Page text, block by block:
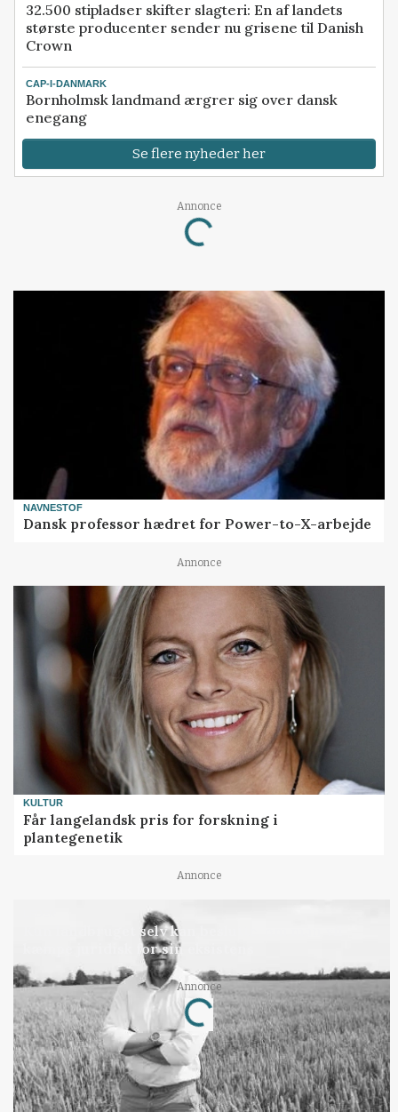
32.500 stipladser skifter slagteri: En af landets
største producenter sender nu grisene til Danish
Crown
CAP-I-DANMARK
Bornholmsk landmand ærgrer sig over dansk
enegang
Se flere nyheder her
Annonce
Loading...
NAVNESTOF
Dansk professor hædret for Power-to-X-arbejde
Annonce
KULTUR
Får langelandsk pris for forskning i
plantegenetik
Annonce
Kun landbruget selv kan beslutte, om man vil
kæmpe juridisk for sin eksistens
Annonce
Loading...
Jobs